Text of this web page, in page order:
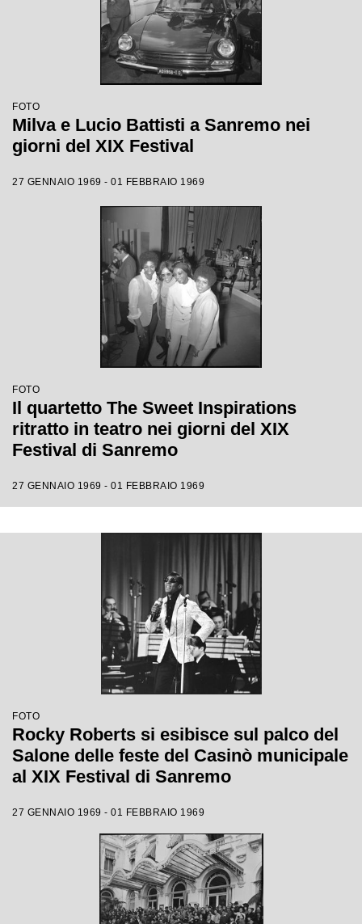
FOTO
Milva e Lucio Battisti a Sanremo nei
giorni del XIX Festival
27 GENNAIO 1969 - 01 FEBBRAIO 1969
FOTO
Il quartetto The Sweet Inspirations
ritratto in teatro nei giorni del XIX
Festival di Sanremo
27 GENNAIO 1969 - 01 FEBBRAIO 1969
FOTO
Rocky Roberts si esibisce sul palco del
Salone delle feste del Casinò municipale
al XIX Festival di Sanremo
27 GENNAIO 1969 - 01 FEBBRAIO 1969